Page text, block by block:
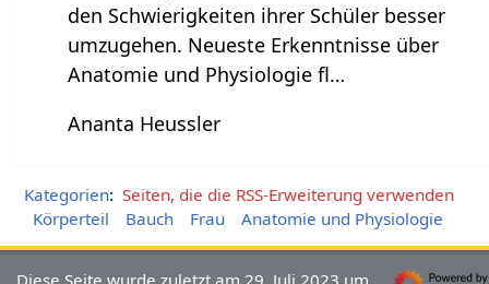
den Schwierigkeiten ihrer Schüler besser
umzugehen. Neueste Erkenntnisse über
Anatomie und Physiologie fl…
Ananta Heussler
Kategorien: Seiten, die die RSS-Erweiterung verwenden
Körperteil
Bauch Frau Anatomie und Physiologie